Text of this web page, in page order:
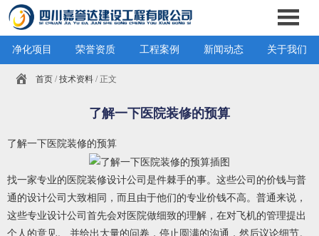
净化项目 荣誉资质 工程案例 新闻动态 关于我们
首页 /技术资料 / 正文
了解一下医院装修的预算
了解一下医院装修的预算
找一家专业的医院装修设计公司是件棘手的事。这些公司的价钱与普
通的设计公司大致相同，而且由于他们的专业价钱不高。普通来说，
这些专业设计公司首先会对医院做细致的理解，在对飞机的管理提出
个人的意见。 并给出大量的问卷，停止圆满的沟通，然后议论细节。